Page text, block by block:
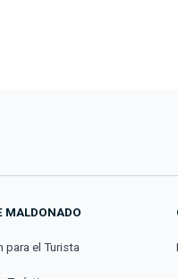
MALDONADO
para el Turista